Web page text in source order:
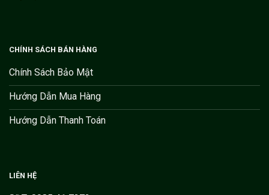
CHÍNH SÁCH BÁN HÀNG
Chính Sách Bảo Mật
Hướng Dẫn Mua Hàng
Hướng Dẫn Thanh Toán
LIÊN HỆ